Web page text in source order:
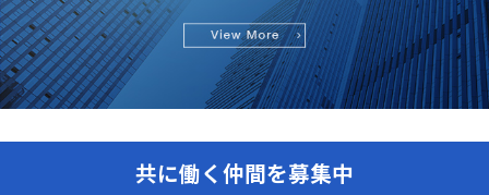
共に働く仲間を募集中